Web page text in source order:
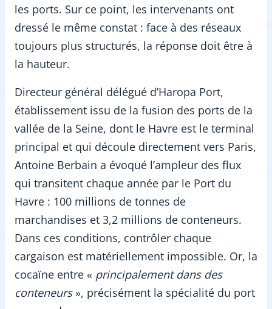
les ports. Sur ce point, les intervenants ont
dressé le même constat : face à des réseaux
toujours plus structurés, la réponse doit être à
la hauteur.
Directeur général délégué d’Haropa Port,
établissement issu de la fusion des ports de la
vallée de la Seine, dont le Havre est le terminal
principal et qui découle directement vers Paris,
Antoine Berbain a évoqué l’ampleur des flux
qui transitent chaque année par le Port du
Havre : 100 millions de tonnes de
marchandises et 3,2 millions de conteneurs.
Dans ces conditions, contrôler chaque
cargaison est matériellement impossible. Or, la
cocaïne entre « principalement dans des
conteneurs», précisément la spécialité du port